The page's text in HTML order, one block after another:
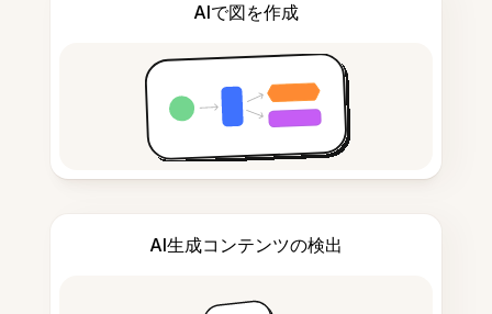
AIで図を作成
AI生成コンテンツの検出